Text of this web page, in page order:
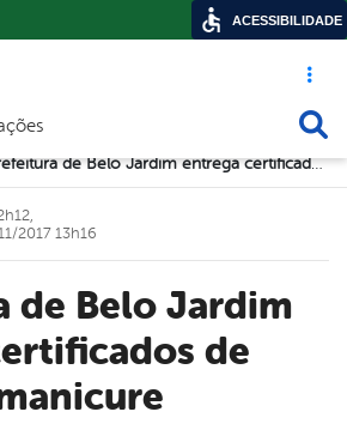
Acesso
navegação
Prefeitura de Belo Jardim entrega certificados de curso de manicure
de
2017 13h16
ACESSIBILIDADE